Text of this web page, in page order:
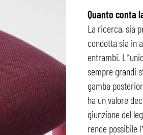
Quanto conta
La ricerca, sia
condotta sia in
entrambi.
sempre grandi
gamba
ha un valore
giunzione del
rende possibile